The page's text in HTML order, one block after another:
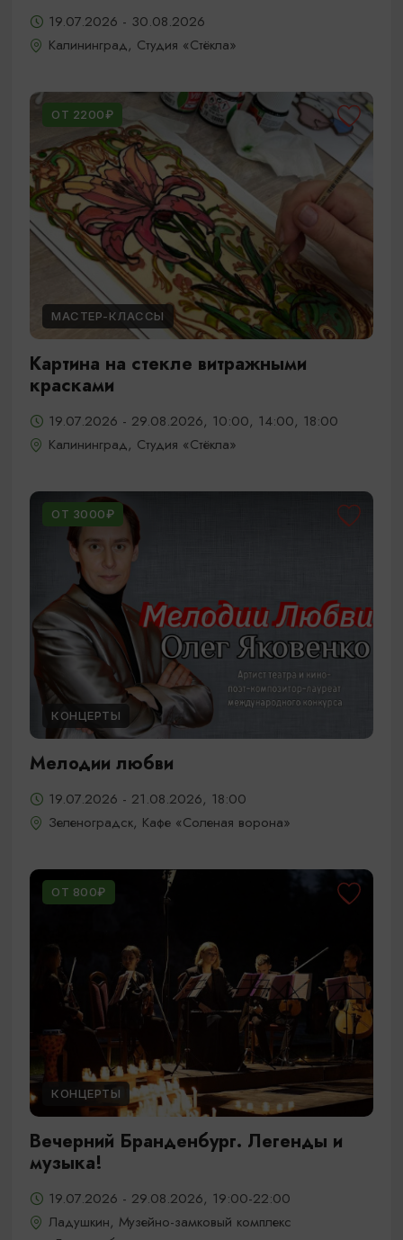
19.07.2026 - 30.08.2026
Калининград, Студия «Стёкла»
ОТ 2200₽
МАСТЕР-КЛАССЫ
Картина на стекле витражными
красками
19.07.2026 - 29.08.2026, 10:00, 14:00, 18:00
Калининград, Студия «Стёкла»
ОТ 3000₽
КОНЦЕРТЫ
Мелодии любви
19.07.2026 - 21.08.2026, 18:00
Зеленоградск, Кафе «Соленая ворона»
ОТ 800₽
КОНЦЕРТЫ
Вечерний Бранденбург. Легенды и
музыка!
19.07.2026 - 29.08.2026, 19:00-22:00
Ладушкин, Музейно-замковый комплекс